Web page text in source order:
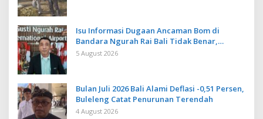
Isu Informasi Dugaan Ancaman Bom di
Bandara Ngurah Rai Bali Tidak Benar,
Operasional Penerbangan Lancar
5 August 2026
Bulan Juli 2026 Bali Alami Deflasi -0,51 Persen,
Buleleng Catat Penurunan Terendah
4 August 2026